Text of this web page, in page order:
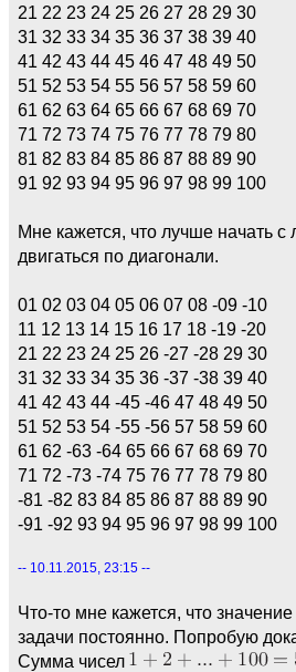
21 22 23 24 25 26 27 28 29 30
31 32 33 34 35 36 37 38 39 40
41 42 43 44 45 46 47 48 49 50
51 52 53 54 55 56 57 58 59 60
61 62 63 64 65 66 67 68 69 70
71 72 73 74 75 76 77 78 79 80
81 82 83 84 85 86 87 88 89 90
91 92 93 94 95 96 97 98 99 100
Мне кажется, что лучше начать с
двигаться по диагонали.
01 02 03 04 05 06 07 08 -09 -10
11 12 13 14 15 16 17 18 -19 -20
21 22 23 24 25 26 -27 -28 29 30
31 32 33 34 35 36 -37 -38 39 40
41 42 43 44 -45 -46 47 48 49 50
51 52 53 54 -55 -56 57 58 59 60
61 62 -63 -64 65 66 67 68 69 70
71 72 -73 -74 75 76 77 78 79 80
-81 -82 83 84 85 86 87 88 89 90
-91 -92 93 94 95 96 97 98 99 100
-- 10.11.2015, 23:15 --
Что-то мне кажется, что
задачи постоянно. Попробую
Сумма чисел